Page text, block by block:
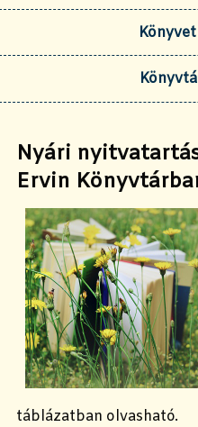
Nyári
Ervin
táblázatban olvasható.